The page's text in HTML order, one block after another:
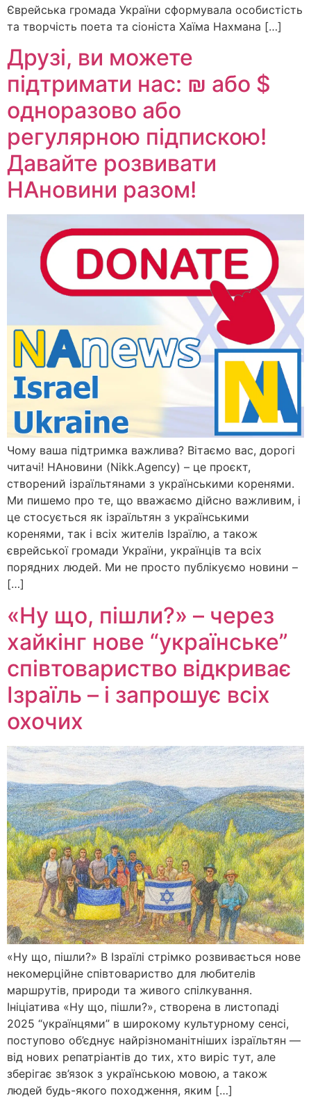
Єврейська громада України сформувала особистість
та творчість поета та сіоніста Хаїма Нахмана […]
Друзі, ви можете
підтримати нас: ₪ або $
одноразово або
регулярною підпискою!
Давайте розвивати
НАновини разом!
Чому ваша підтримка важлива? Вітаємо вас, дорогі
читачі! НАновини (Nikk.Agency) – це проєкт,
створений ізраїльтянами з українськими коренями.
Ми пишемо про те, що вважаємо дійсно важливим, і
це стосується як ізраїльтян з українськими
коренями, так і всіх жителів Ізраїлю, а також
єврейської громади України, українців та всіх
порядних людей. Ми не просто публікуємо новини –
[…]
«Ну що, пішли?» – через
хайкінг нове “українське”
співтовариство відкриває
Ізраїль – і запрошує всіх
охочих
«Ну що, пішли?» В Ізраїлі стрімко розвивається нове
некомерційне співтовариство для любителів
маршрутів, природи та живого спілкування.
Ініціатива «Ну що, пішли?», створена в листопаді
2025 “українцями” в широкому культурному сенсі,
поступово об’єднує найрізноманітніших ізраїльтян —
від нових репатріантів до тих, хто виріс тут, але
зберігає зв’язок з українською мовою, а також
людей будь-якого походження, яким […]